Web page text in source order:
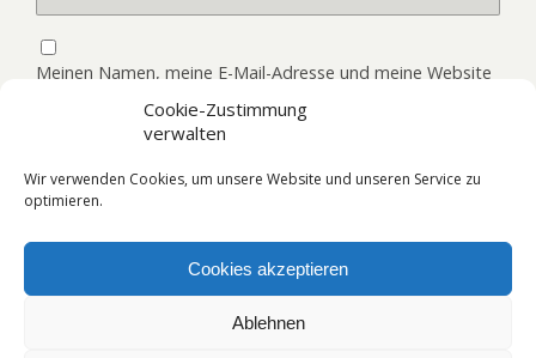
Cookie-Zustimmung
verwalten
Wir verwenden Cookies, um unsere Website und unseren Service zu
optimieren.
Cookies akzeptieren
Ablehnen
Meinen Namen, meine E-Mail-Adresse und meine Website
Zum Seitenanfang